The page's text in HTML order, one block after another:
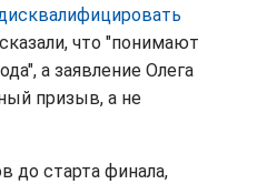
что "понимают
а заявление Олега
призыв, а не
до старта финала,